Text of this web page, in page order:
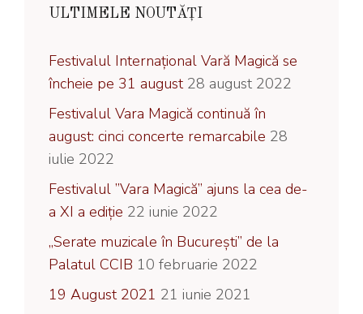
ULTIMELE NOUTĂȚI
Festivalul Internațional Vară Magică se
încheie pe 31 august 28 august 2022
Festivalul Vara Magică continuă în
august: cinci concerte remarcabile 28
iulie 2022
Festivalul ”Vara Magică” ajuns la cea de-
a XI a ediție 22 iunie 2022
„Serate muzicale în București” de la
Palatul CCIB 10 februarie 2022
19 August 2021 21 iunie 2021